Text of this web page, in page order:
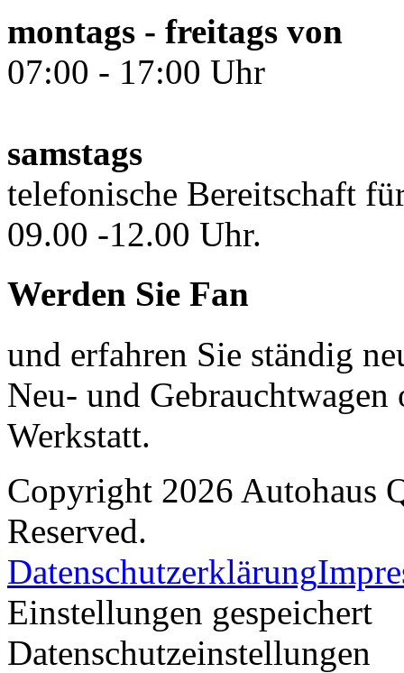
montags - freitags von
07:00 - 17:00 Uhr
samstags
telefonische Bereitschaft
09.00 -12.00 Uhr.
Werden Sie Fan
und erfahren Sie ständig
Neu- und Gebrauchtwagen
Werkstatt.
Copyright 2026 Autohaus
Reserved.
Datenschutzerklärung
Einstellungen gespeichert
Datenschutzeinstellungen